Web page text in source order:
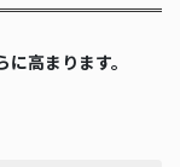
高まります。